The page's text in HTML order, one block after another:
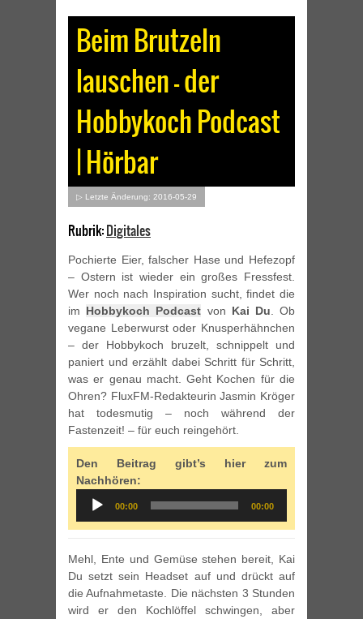
Beim Brutzeln
lauschen – der
Hobbykoch Podcast
| Hörbar
▷ Letzte Änderung: 2016-05-29
Rubrik:Digitales
Pochierte Eier, falscher Hase und Hefezopf
– Ostern ist wieder ein großes Fressfest.
Wer noch nach Inspiration sucht, findet die
im Hobbykoch Podcast von Kai Du. Ob
vegane Leberwurst oder Knusperhähnchen
– der Hobbykoch bruzelt, schnippelt und
paniert und erzählt dabei Schritt für Schritt,
was er genau macht. Geht Kochen für die
Ohren? FluxFM-Redakteurin Jasmin Kröger
hat todesmutig – noch während der
Fastenzeit! – für euch reingehört.
Den Beitrag gibt’s hier zum
Nachhören:
Audio
Player
00:00 00:00
Mehl, Ente und Gemüse stehen bereit, Kai
Du setzt sein Headset auf und drückt auf
die Aufnahmetaste. Die nächsten 3 Stunden
wird er den Kochlöffel schwingen, aber